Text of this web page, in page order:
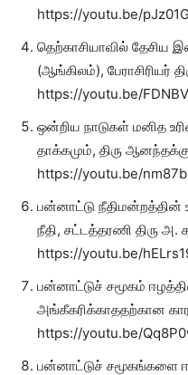
https://youtu.be/
தெற்காசியாவில் தேசிய
(ஆங்கிலம்), பேராசிரியர்
https://youtu.be/
ஒன்றிய நாடுகள் மனித
தாக்கமும், திரு
https://youtu.be/
பன்னாட்டு
நீதி, சட்டத்தரணி திரு
https://youtu.be/
பன்னாட்டுச் சமூகம்
அங்கீகரிக்காததற்கான
https://youtu.be/
பன்னாட்டுச் சமூகங்களை